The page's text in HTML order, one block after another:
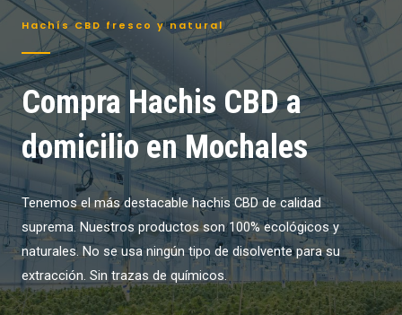
Hachís CBD fresco y natural
Compra Hachis CBD a
domicilio en Mochales
Tenemos el más destacable hachis CBD de calidad
suprema. Nuestros productos son 100% ecológicos y
naturales. No se usa ningún tipo de disolvente para su
extracción. Sin trazas de químicos.